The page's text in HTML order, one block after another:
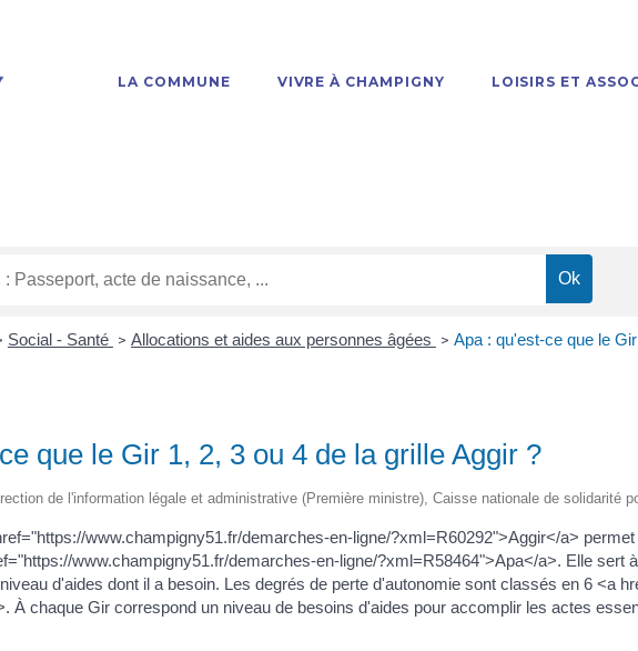
LA COMMUNE VIVRE À CHAMPIGNY LOISIRS ET
Social - Santé > Allocations et aides aux personnes âgées > Apa : qu'est-ce que le
que le Gir 1, 2, 3 ou 4 de la grille Aggir ?
de l'information légale et administrative (Première ministre), Caisse nationale de solidarité
www.champigny51.fr/demarches-en-ligne/?xml=R60292">Aggir</a>
www.champigny51.fr/demarches-en-ligne/?xml=R58464">Apa</a>. Elle sert
d'aides dont il a besoin. Les degrés de perte d'autonomie sont classés en 6 <a
À chaque Gir correspond un niveau de besoins d'aides pour accomplir les actes